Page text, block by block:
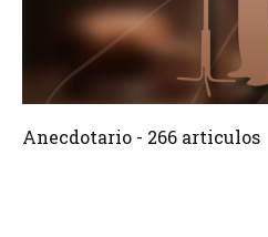
Crear
Anecdotario - 266 articulos